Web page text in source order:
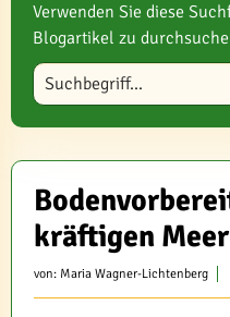
Verwenden Sie diese
Blogartikel zu
Blog durchsuchen
kräftigen
von: Maria Wagner-Lichtenberg